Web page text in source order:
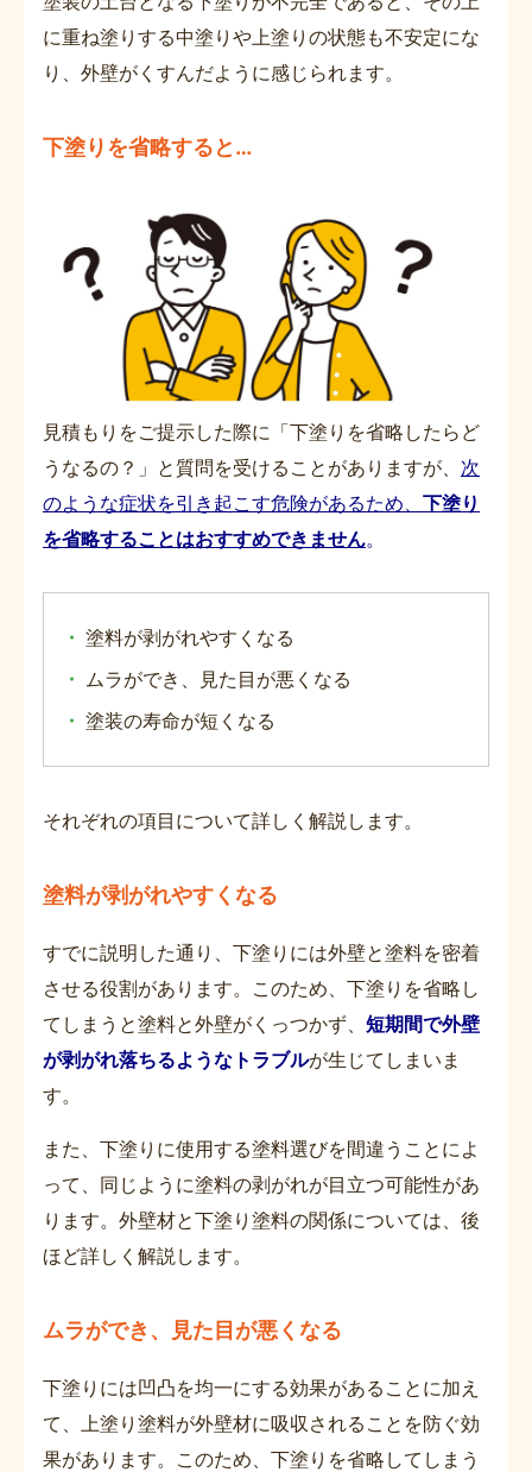
に重ね塗りする中塗りや上塗りの状態も不安定にな
り、外壁がくすんだように感じられます。
下塗りを省略すると…
見積もりをご提示した際に「下塗りを省略したらど
うなるの？」と質問を受けることがありますが、 次
のような症状を引き起こす危険があるため、 下塗り
を省略することはおすすめできません。
・ 塗料が剥がれやすくなる
・
ムラができ、見た目が悪くなる
・ 塗装の寿命が短くなる
それぞれの項目について詳しく解説します。
塗料が剥がれやすくなる
すでに説明した通り、下塗りには外壁と塗料を密着
させる役割があります。このため、下塗りを省略し
てしまうと塗料と外壁がくっつかず、 短期間で外壁
が剥がれ落ちるようなトラブルが生じてしまいま
す。
また、下塗りに使用する塗料選びを間違うことによ
って、同じように塗料の剥がれが目立つ可能性があ
ります。外壁材と下塗り塗料の関係については、後
ほど詳しく解説します。
ムラができ、見た目が悪くなる
下塗りには凹凸を均一にする効果があることに加え
て、上塗り塗料が外壁材に吸収されることを防ぐ効
果があります。このため、下塗りを省略してしまう